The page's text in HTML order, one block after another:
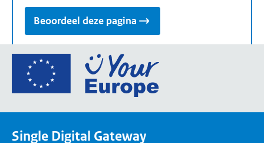
Beoordeel deze pagina
Ga
de
Single Digital Gateway